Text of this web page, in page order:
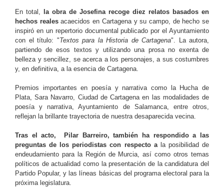
En total, la obra de Josefina recoge diez relatos basados en
hechos realesacaecidos en Cartagena y su campo, de hecho se
inspiró en un repertorio documental publicado por el Ayuntamiento
con el título: "Textos para la Historia de Cartagena". La autora,
partiendo de esos textos y utilizando una prosa no exenta de
belleza y sencillez, se acerca a los personajes, a sus costumbres
y, en definitiva, a la esencia de Cartagena.
Premios importantes en poesía y narrativa como la Hucha de
Plata, Sara Navarro, Ciudad de Cartagena en las modalidades de
poesía y narrativa, Ayuntamiento de Salamanca, entre otros,
reflejan la brillante trayectoria de nuestra desaparecida vecina.
Tras el acto, Pilar Barreiro, también ha respondido a las
preguntas de los periodistas con respecto ala posibilidad de
endeudamiento para la Región de Murcia, así como otros temas
políticos de actualidad como la presentación de la candidatura del
Partido Popular, y las líneas básicas del programa electoral para la
próxima legislatura.